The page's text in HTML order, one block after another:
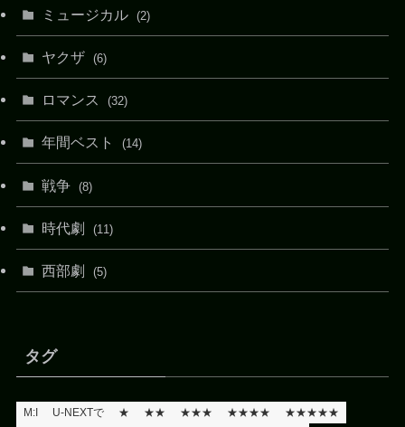
ミュージカル (2)
ヤクザ (6)
ロマンス (32)
年間ベスト (14)
戦争 (8)
時代劇 (11)
西部劇 (5)
タグ
M:I U-NEXTで ★ ★★ ★★★ ★★★★
★★★★★